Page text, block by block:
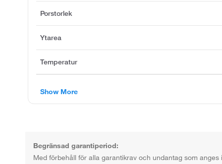
Porstorlek
Ytarea
Temperatur
Show More
Begränsad garantiperiod:
Med förbehåll för alla garantikrav och undantag som